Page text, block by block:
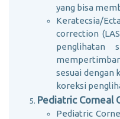
yang bisa
Keratecsia/
correction
penglihatan
sesuai dengan
koreksi
Pediatric Corneal
Pediatric